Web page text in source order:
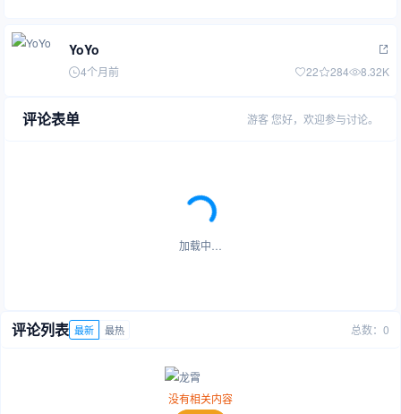
YoYo
4个月前 22 284 8.32K
评论表单 游客 您好，欢迎参与讨论。
加载中…
评论列表 最新 最热 总数：0
没有相关内容